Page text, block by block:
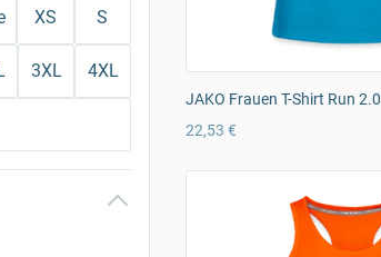
XS S
3XL 4XL
JAKO Frauen T-Shirt Run 2.0
22,53 €